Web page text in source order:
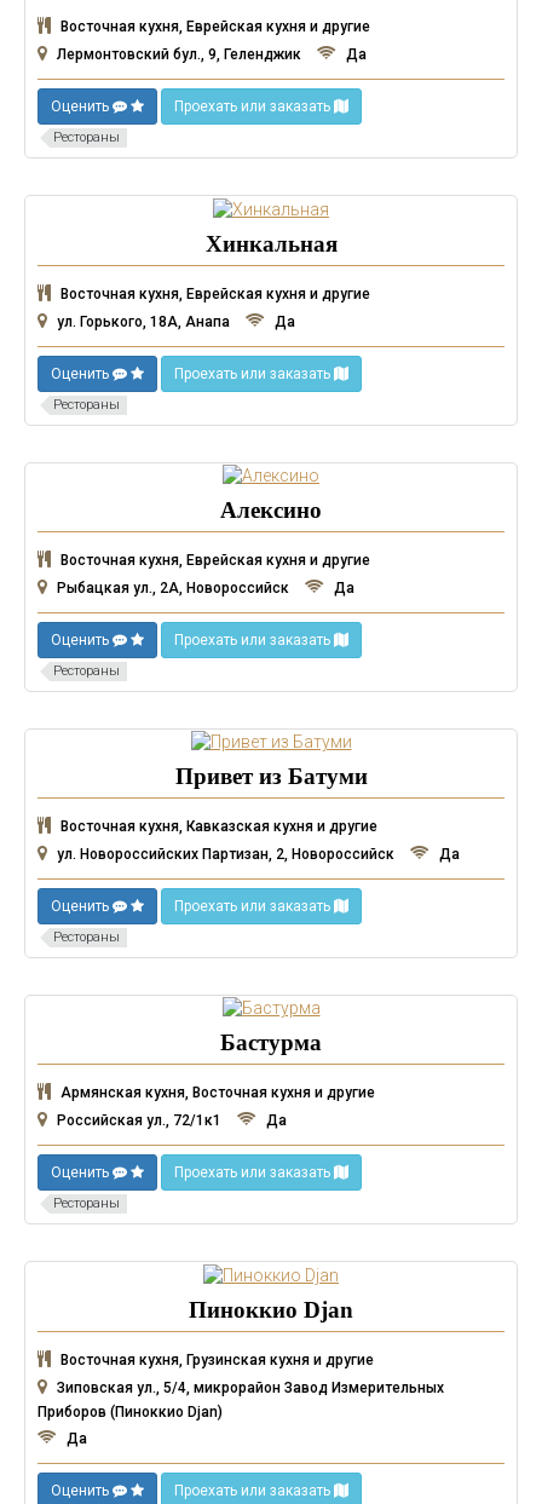
Восточная кухня, Еврейская кухня и другие
Лермонтовский бул., 9, Геленджик
Да
Оценить Проехать или заказать
Рестораны
Хинкальная
Восточная кухня, Еврейская кухня и другие
ул. Горького, 18А, Анапа
Да
Оценить Проехать или заказать
Рестораны
Алексино
Восточная кухня, Еврейская кухня и другие
Рыбацкая ул., 2А, Новороссийск
Да
Оценить Проехать или заказать
Рестораны
Привет из Батуми
Восточная кухня, Кавказская кухня и другие
ул. Новороссийских Партизан, 2, Новороссийск
Да
Оценить Проехать или заказать
Рестораны
Бастурма
Армянская кухня, Восточная кухня и другие
Российская ул., 72/1к1
Да
Оценить Проехать или заказать
Рестораны
Пиноккио Djan
Восточная кухня, Грузинская кухня и другие
Зиповская ул., 5/4, микрорайон Завод Измерительных
Приборов (Пиноккио Djan)
Да
Оценить Проехать или заказать